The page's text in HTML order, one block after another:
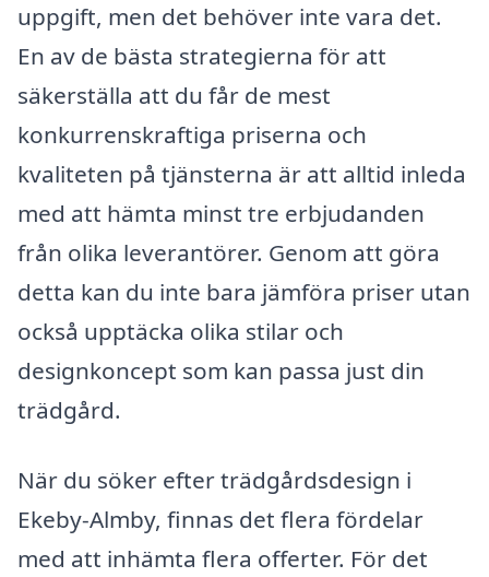
uppgift, men det behöver inte vara det.
En av de bästa strategierna för att
säkerställa att du får de mest
konkurrenskraftiga priserna och
kvaliteten på tjänsterna är att alltid inleda
med att hämta minst tre erbjudanden
från olika leverantörer. Genom att göra
detta kan du inte bara jämföra priser utan
också upptäcka olika stilar och
designkoncept som kan passa just din
trädgård.
När du söker efter trädgårdsdesign i
Ekeby-Almby, finnas det flera fördelar
med att inhämta flera offerter. För det